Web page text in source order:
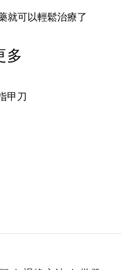
就可以輕鬆治療了
多